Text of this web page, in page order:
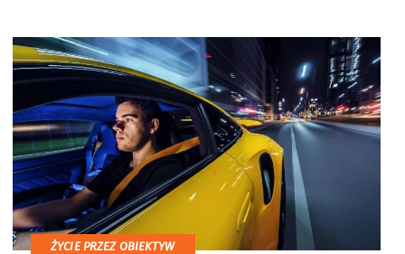
ŻYCIE PRZEZ OBIEKTYW